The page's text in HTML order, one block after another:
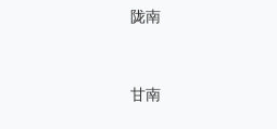
陇南
甘南